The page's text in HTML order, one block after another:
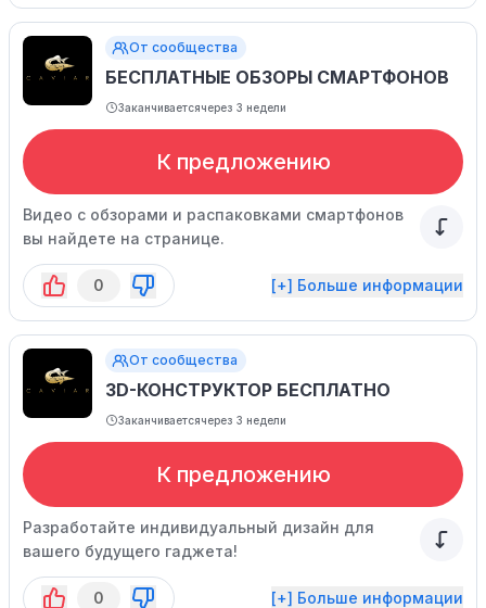
От сообщества
БЕСПЛАТНЫЕ ОБЗОРЫ СМАРТФОНОВ
Заканчиваетсячерез 3 недели
К предложению
Видео с обзорами и распаковками смартфонов
вы найдете на странице.
0 [+] Больше информации
От сообщества
3D-КОНСТРУКТОР БЕСПЛАТНО
Заканчиваетсячерез 3 недели
К предложению
Разработайте индивидуальный дизайн для
вашего будущего гаджета!
0 [+] Больше информации